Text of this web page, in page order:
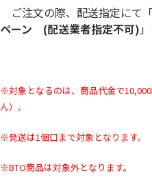
ご注文の際、配送指定にて「
ペーン (配送業者指定不可)
※対象となるのは、商品代金で
ん）。
※発送は1個口まで対象となります。
※BTO商品は対象外となります。